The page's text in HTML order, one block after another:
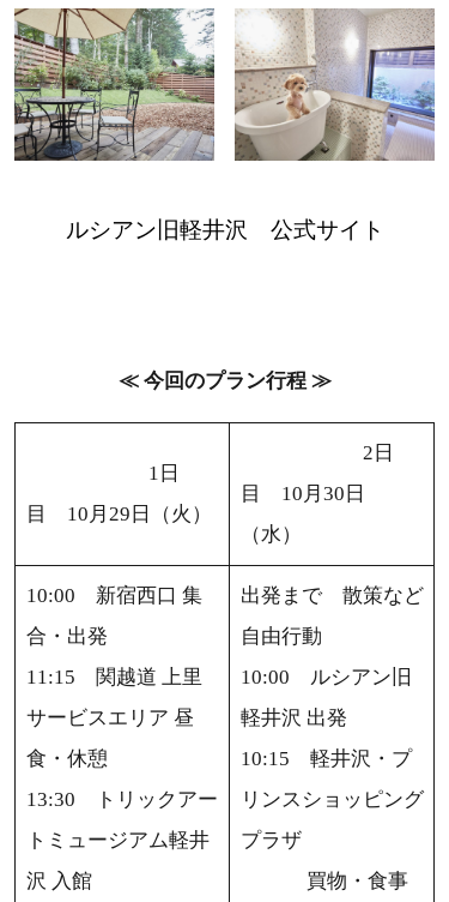
ルシアン旧軽井沢 公式サイト
≪ 今回のプラン行程 ≫
1日
目 10月29日（火）
2日
目 10月30日
（水）
10:00 新宿西口 集
合・出発
11:15 関越道 上里
サービスエリア 昼
食・休憩
13:30 トリックアー
トミュージアム軽井
沢 入館
出発まで 散策など
自由行動
10:00 ルシアン旧
軽井沢 出発
10:15 軽井沢・プ
リンスショッピング
プラザ
買物・食事